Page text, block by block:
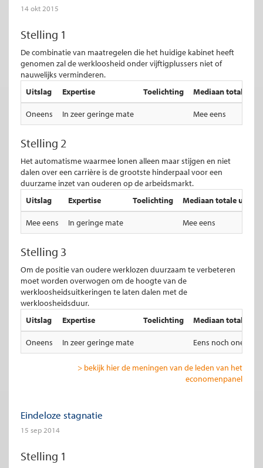
14 okt 2015
Stelling 1
De combinatie van maatregelen die het huidige kabinet heeft
genomen zal de werkloosheid onder vijftigplussers niet of
nauwelijks verminderen.
Uitslag
Expertise Toelichting Mediaan totale
Oneens In zeer geringe mate Mee eens
Stelling 2
Het automatisme waarmee lonen alleen maar stijgen en niet
dalen over een carrière is de grootste hinderpaal voor een
duurzame inzet van ouderen op de arbeidsmarkt.
Uitslag
Expertise Toelichting Mediaan totale uitslag
Mee eens In geringe mate Mee eens
Stelling 3
Om de positie van oudere werklozen duurzaam te verbeteren
moet worden overwogen om de hoogte van de
werkloosheidsuitkeringen te laten dalen met de
werkloosheidsduur.
Uitslag
Expertise Toelichting Mediaan totale
Oneens In zeer geringe mate Eens noch oneens
> bekijk hier de meningen van de leden van het
economenpanel
Eindeloze stagnatie
15 sep 2014
Stelling 1